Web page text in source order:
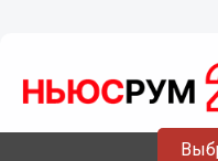
Еще несколько
угарным газом